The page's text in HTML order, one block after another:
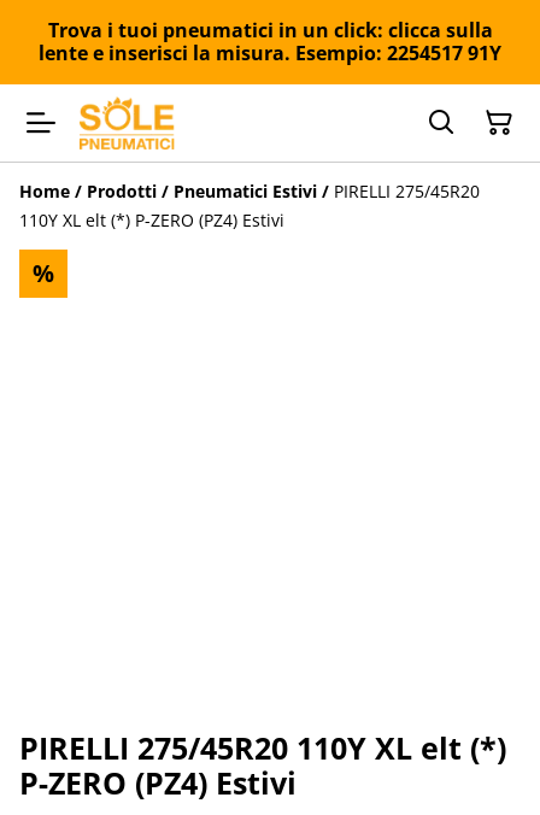
Trova i tuoi pneumatici in un click: clicca sulla
lente e inserisci la misura. Esempio: 2254517 91Y
Home / Prodotti / Pneumatici Estivi / PIRELLI 275/45R20
110Y XL elt (*) P-ZERO (PZ4) Estivi
%
PIRELLI 275/45R20 110Y XL elt (*)
P-ZERO (PZ4) Estivi